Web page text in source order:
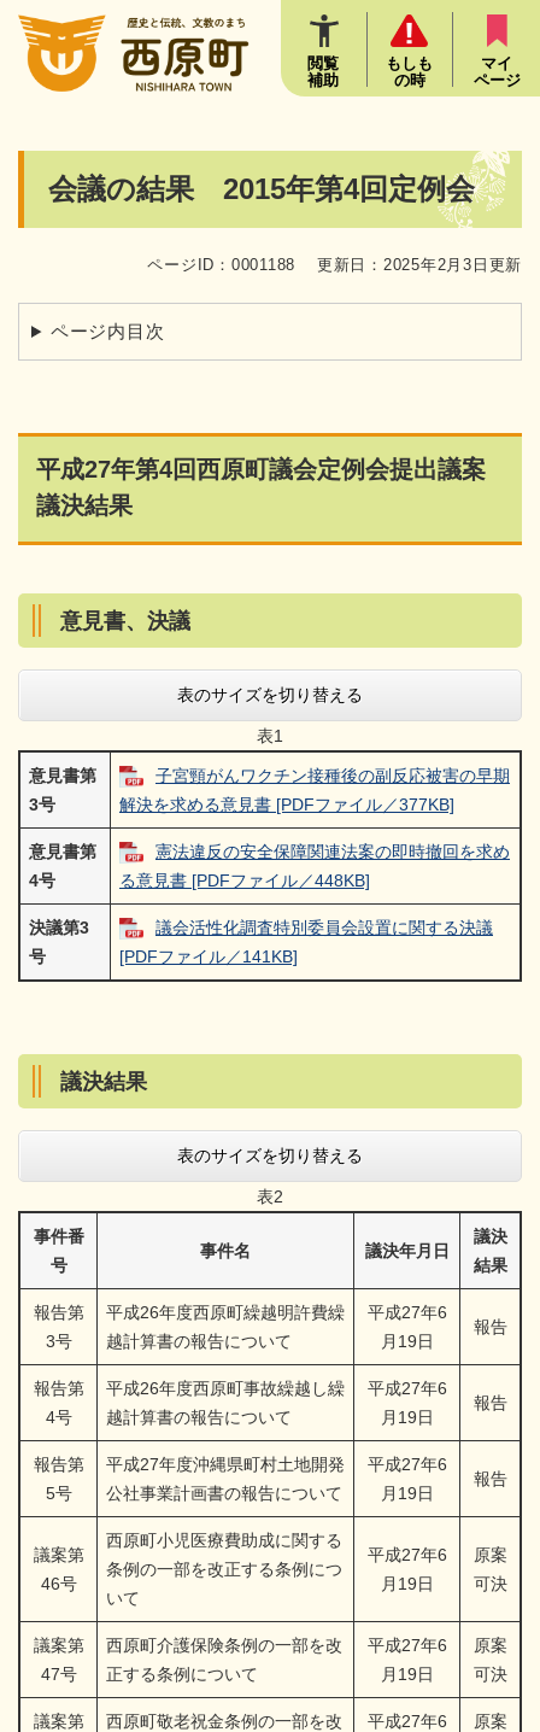
メニューを飛ばして本文へ
閲覧
補助
もしも
の時
マイ
ページ
会議の結果 2015年第4回定例会
ページID：0001188 更新日：2025年2月3日更新
ページ内目次
平成27年第4回西原町議会定例会提出議案
議決結果
意見書、決議
表のサイズを切り替える
表1
意見書第
3号
子宮頸がんワクチン接種後の副反応被害の早期
解決を求める意見書 [PDFファイル／377KB]
意見書第
4号
憲法違反の安全保障関連法案の即時撤回を求め
る意見書 [PDFファイル／448KB]
決議第3
号
議会活性化調査特別委員会設置に関する決議
[PDFファイル／141KB]
議決結果
表のサイズを切り替える
表2
事件番
号
事件名 議決年月日
議決
結果
報告第
3号
平成26年度西原町繰越明許費繰
越計算書の報告について
平成27年6
月19日
報告
報告第
4号
平成26年度西原町事故繰越し繰
越計算書の報告について
平成27年6
月19日
報告
報告第
5号
平成27年度沖縄県町村土地開発
公社事業計画書の報告について
平成27年6
月19日
報告
議案第
46号
西原町小児医療費助成に関する
条例の一部を改正する条例につ
いて
平成27年6
月19日
原案
可決
議案第
47号
西原町介護保険条例の一部を改
正する条例について
平成27年6
月19日
原案
可決
議案第
西原町敬老祝金条例の一部を改
平成27年6
原案